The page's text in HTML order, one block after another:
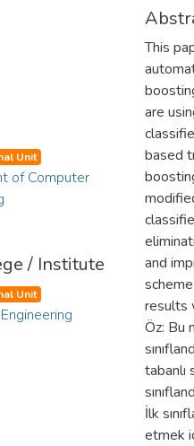
Unit
of Computer
/ Institute
Unit
This
are
based
and
results
Öz: Bu
tabanlı
İlk
etmek